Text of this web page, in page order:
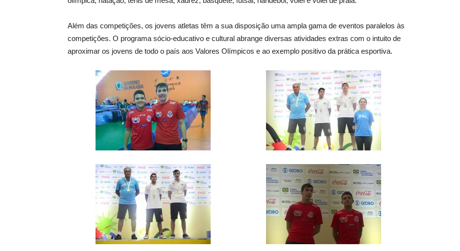
Além das competições, os jovens atletas têm a sua disposição uma ampla gama de eventos paralelos às
competições. O programa sócio-educativo e cultural abrange diversas atividades extras com o intuito de
aproximar os jovens de todo o país aos Valores Olímpicos e ao exemplo positivo da prática esportiva.